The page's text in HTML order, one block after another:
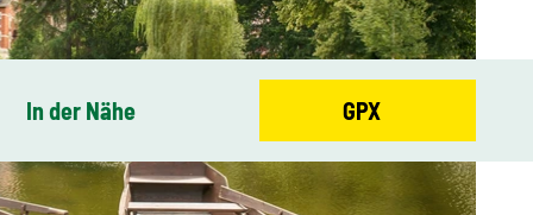
In der Nähe GPX